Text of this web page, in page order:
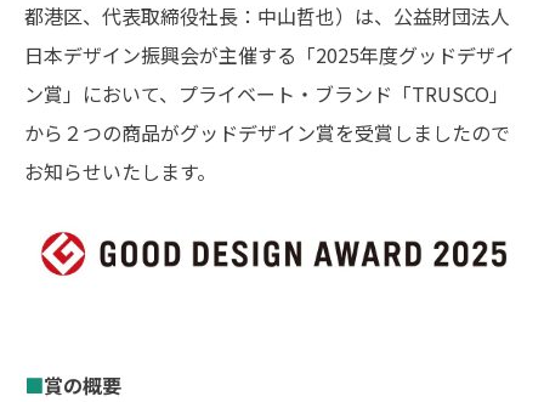
お問い合わせ
･･･がある
採用情報
都港区、代表取締役社長：中山哲也）は、公益財団法人
日本デザイン振興会が主催する「2025年度グッドデザイ
ン賞」において、プライベート・ブランド「TRUSCO」
から２つの商品がグッドデザイン賞を受賞しましたので
お知らせいたします。
■賞の概要